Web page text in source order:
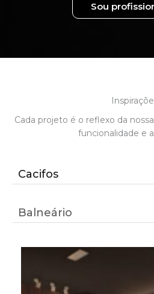
Sou
Cada projeto é o reflexo da
funcionalidade e
Cacifos
Balneário